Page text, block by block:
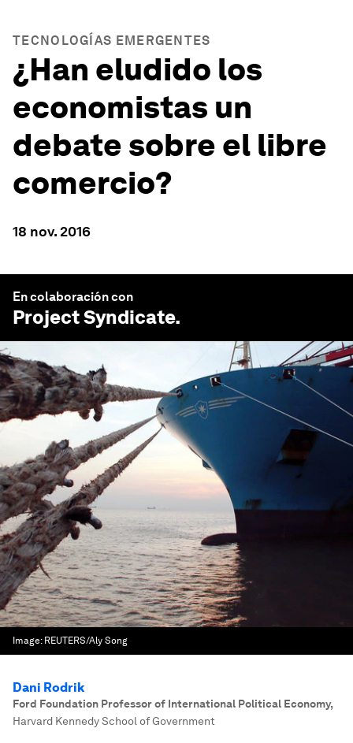
TECNOLOGÍAS EMERGENTES
¿Han eludido los
economistas un
debate sobre el libre
comercio?
18 nov. 2016
En colaboración con
Project Syndicate.
Image: REUTERS/Aly Song
Dani Rodrik
Ford Foundation Professor of International Political Economy,
Harvard Kennedy School of Government